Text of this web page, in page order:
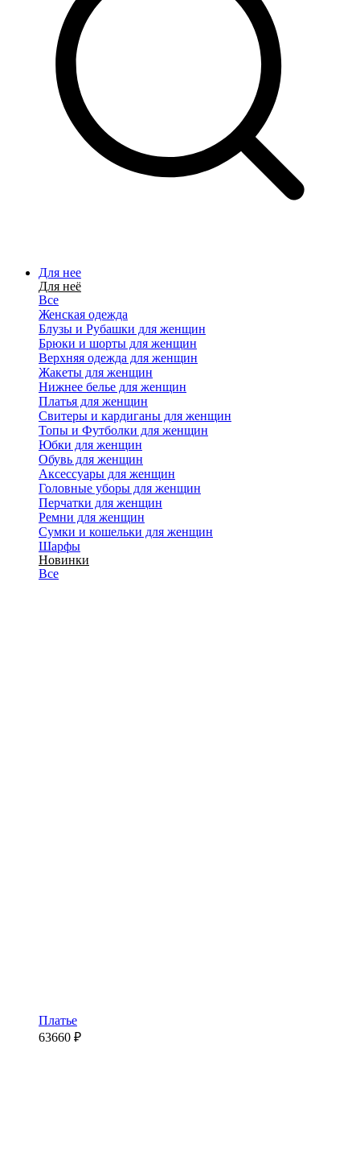
Для нее
Для неё
Все
Женская одежда
Блузы и Рубашки для женщин
Брюки и шорты для женщин
Верхняя одежда для женщин
Жакеты для женщин
Нижнее белье для женщин
Платья для женщин
Свитеры и кардиганы для женщин
Топы и Футболки для женщин
Юбки для женщин
Обувь для женщин
Аксессуары для женщин
Головные уборы для женщин
Перчатки для женщин
Ремни для женщин
Сумки и кошельки для женщин
Шарфы
Новинки
Все
Платье
63660 ₽